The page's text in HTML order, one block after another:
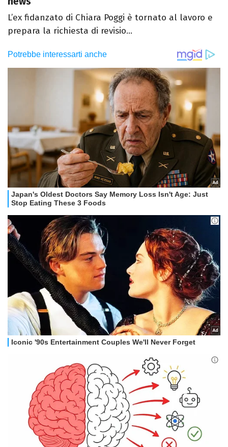
L’ex fidanzato di Chiara Poggi è tornato al lavoro e
prepara la richiesta di revisio...